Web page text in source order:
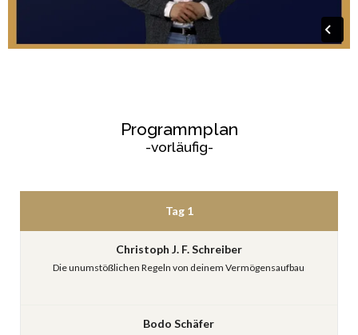
Programmplan
-vorläufig-
Tag 1
Christoph J. F. Schreiber
Die unumstößlichen Regeln von deinem Vermögensaufbau
Bodo Schäfer